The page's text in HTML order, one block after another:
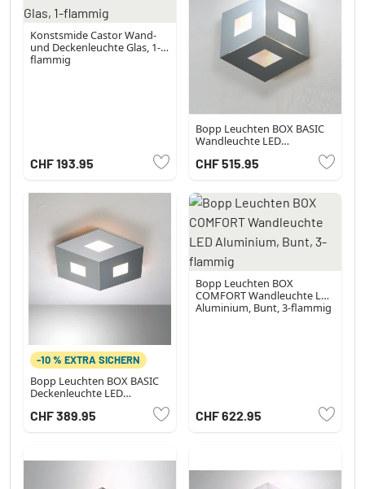
Konstsmide Castor Wand-
und Deckenleuchte Glas, 1-
flammig
CHF 193.95
Bopp Leuchten BOX BASIC
Wandleuchte LED
Aluminium, Bunt, 3-flammig
CHF 515.95
-10 % EXTRA SICHERN
Bopp Leuchten BOX BASIC
Deckenleuchte LED
CHF 389.95
Bopp Leuchten BOX
COMFORT Wandleuchte LED
Aluminium, Bunt, 3-flammig
CHF 622.95